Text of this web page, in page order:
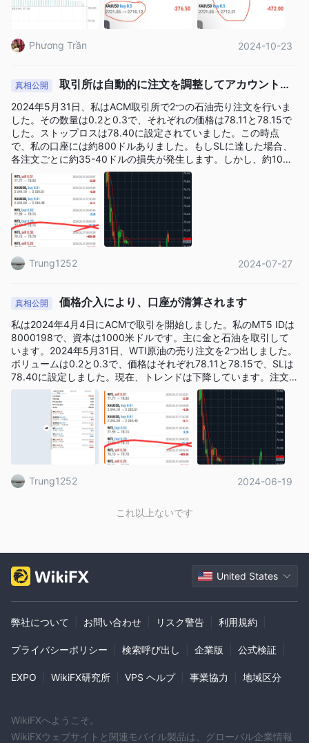
らします。何度か利益を得た後、彼らは私をグループから追い出
します。取引所のIBが私に連絡し、口座を開設し、資金を出資し
て追加ボーナスを受け取り、専門家に同行して勝率を高めるよう
に求めます。すべては正常に見えましたが、私は口座からお金を
てきましたが、2〜3日待っても応答がありませんでした。私は一
私はこの取引所を重く告発します。皆さんは避けるべきです！
Phương Trần 2024-10-23
真相公開
取引所は自動的に注文を調整してアカウントを
消費しました。
2024年5月31日、私はACM取引所で2つの石油売り注文を行いま
した。その数量は0.2と0.3で、それぞれの価格は78.11と78.15で
した。ストップロスは78.40に設定されていました。この時点
で、私の口座には約800ドルありました。もしSLに達した場合、
各注文ごとに約35-40ドルの損失が発生します。しかし、約10分
後にアカウントを確認するために戻ったところ、これらの2つの注
文が価格79.78まで押し上げられ、口座はほぼ800ドルのマイナス
になっていました。しかし、実際にはその時点で市場の石油価格
は78.28であり、SLに達していませんでした。その後、石油価格
は急落しました。ACM取引所がどのようにして私の2つの注文を
市場価格が下落しているにもかかわらず、そんなに高い価格に調
整したのかわかりません。ACM取引所のこの調整のために、本来
利益を上げるはずだった2つの注文がマイナスに転じ、私の口座が
常に低いことを知りながらも、私はまだサポートを受けたいと思
Trung1252 2024-07-27
真相公開 価格介入により、口座が清算されます
私は2024年4月4日にACMで取引を開始しました。私のMT5 IDは
8000198で、資本は1000米ドルです。主に金と石油を取引して
います。2024年5月31日、WTI原油の売り注文を2つ出しました。
ボリュームは0.2と0.3で、価格はそれぞれ78.11と78.15で、SLは
78.40に設定しました。現在、トレンドは下降しています。注文
を出してから約10分後、アカウントが清算されたことを確認しま
した。2つの石油注文の価格が79.78に急上昇しました（以下に示
すように）、私が設定したSLを完全に無視しています。現在の市
場価格はSLレベル（約78.24）よりもはるかに低いことを述べて
おく価値があります。通常、石油価格はほとんど変動せず、金の
ような価格のギャップはありませんので、これらの2つの注文の価
格が実際の価格に逆行し、SLレベルを超えることは合理的ではあ
りません。この出来事を発見した後、私はすぐに取引所のサポー
これらの2つの注文がエラーであることがわかっていたにもかかわ
らずです。また、ホームページのカスタマーサポートの受付箱に
います。このブローカーをボイコットすることをお勧めします。
Trung1252 2024-06-19
これ以上ないです
United States
弊社について お問い合わせ リスク警告 利用規約
プライバシーポリシー 検索呼び出し 企業版 公式検証
EXPO WikiFX研究所 VPS ヘルプ 事業協力 地域区分
WikiFXへようこそ。
WikiFXウェブサイトと関連モバイル製品は、グローバル企業情報